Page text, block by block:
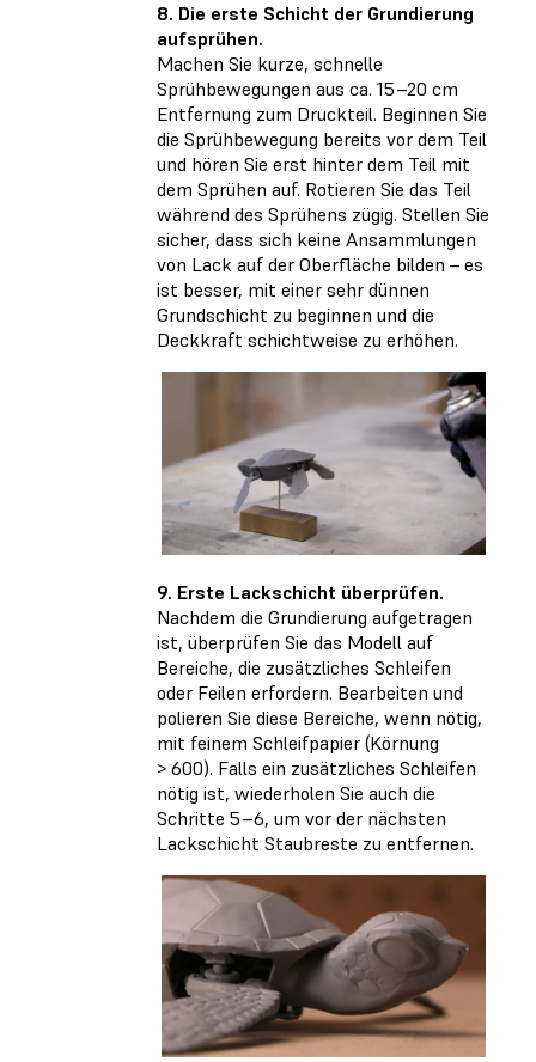
8. Die erste Schicht der Grundierung
aufsprühen.
Machen Sie kurze, schnelle
Sprühbewegungen aus ca. 15–20 cm
Entfernung zum Druckteil. Beginnen Sie
die Sprühbewegung bereits vor dem Teil
und hören Sie erst hinter dem Teil mit
dem Sprühen auf. Rotieren Sie das Teil
während des Sprühens zügig. Stellen Sie
sicher, dass sich keine Ansammlungen
von Lack auf der Oberfläche bilden – es
ist besser, mit einer sehr dünnen
Grundschicht zu beginnen und die
Deckkraft schichtweise zu erhöhen.
9. Erste Lackschicht überprüfen.
Nachdem die Grundierung aufgetragen
ist, überprüfen Sie das Modell auf
Bereiche, die zusätzliches Schleifen
oder Feilen erfordern. Bearbeiten und
polieren Sie diese Bereiche, wenn nötig,
mit feinem Schleifpapier (Körnung
> 600). Falls ein zusätzliches Schleifen
nötig ist, wiederholen Sie auch die
Schritte 5–6, um vor der nächsten
Lackschicht Staubreste zu entfernen.